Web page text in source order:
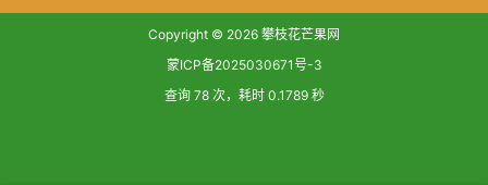
Copyright © 2026 攀枝花芒果网
蒙ICP备2025030671号-3
查询 78 次，耗时 0.1789 秒